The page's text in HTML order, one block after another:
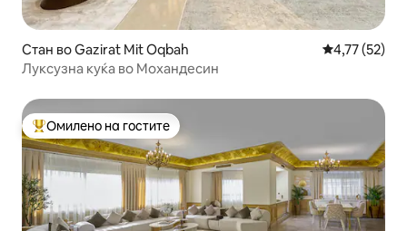
Стан во Gazirat Mit Oqbah Просечна
4,77 (52)
Луксузна куќа во Мохандесин
Меѓу најуспешните „Омилени на гостите“
Омилено на гостите